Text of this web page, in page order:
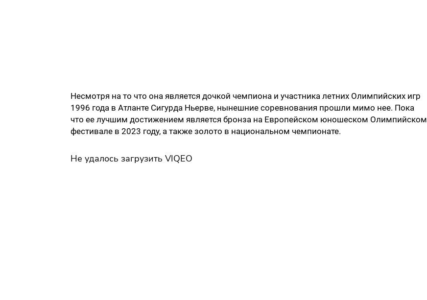
Несмотря на то что она является дочкой чемпиона и участника летних Олимпийских игр
1996 года в Атланте Сигурда Ньерве, нынешние соревнования прошли мимо нее. Пока
что ее лучшим достижением является бронза на Европейском юношеском Олимпийском
фестивале в 2023 году, а также золото в национальном чемпионате.
Не удалось загрузить VIQEO